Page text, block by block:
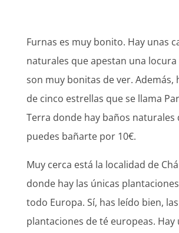
Furnas es muy bonito. Hay unas
naturales que apestan una
son muy bonitas de ver. Además,
de cinco estrellas que se llama
Terra donde hay baños naturales
puedes bañarte por 10€.
Muy cerca está la localidad de
donde hay las únicas
todo Europa. Sí, has leído bien,
plantaciones de té europeas. Hay